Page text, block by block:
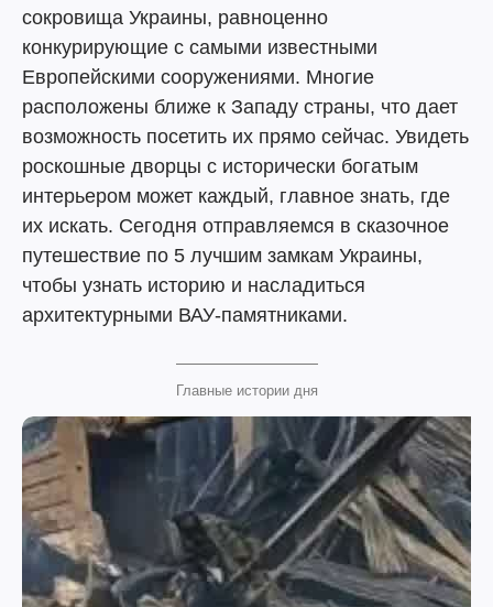
сокровища Украины, равноценно
конкурирующие с самыми известными
Европейскими сооружениями. Многие
расположены ближе к Западу страны, что дает
возможность посетить их прямо сейчас. Увидеть
роскошные дворцы с исторически богатым
интерьером может каждый, главное знать, где
их искать. Сегодня отправляемся в сказочное
путешествие по 5 лучшим замкам Украины,
чтобы узнать историю и насладиться
архитектурными ВАУ-памятниками.
Главные истории дня